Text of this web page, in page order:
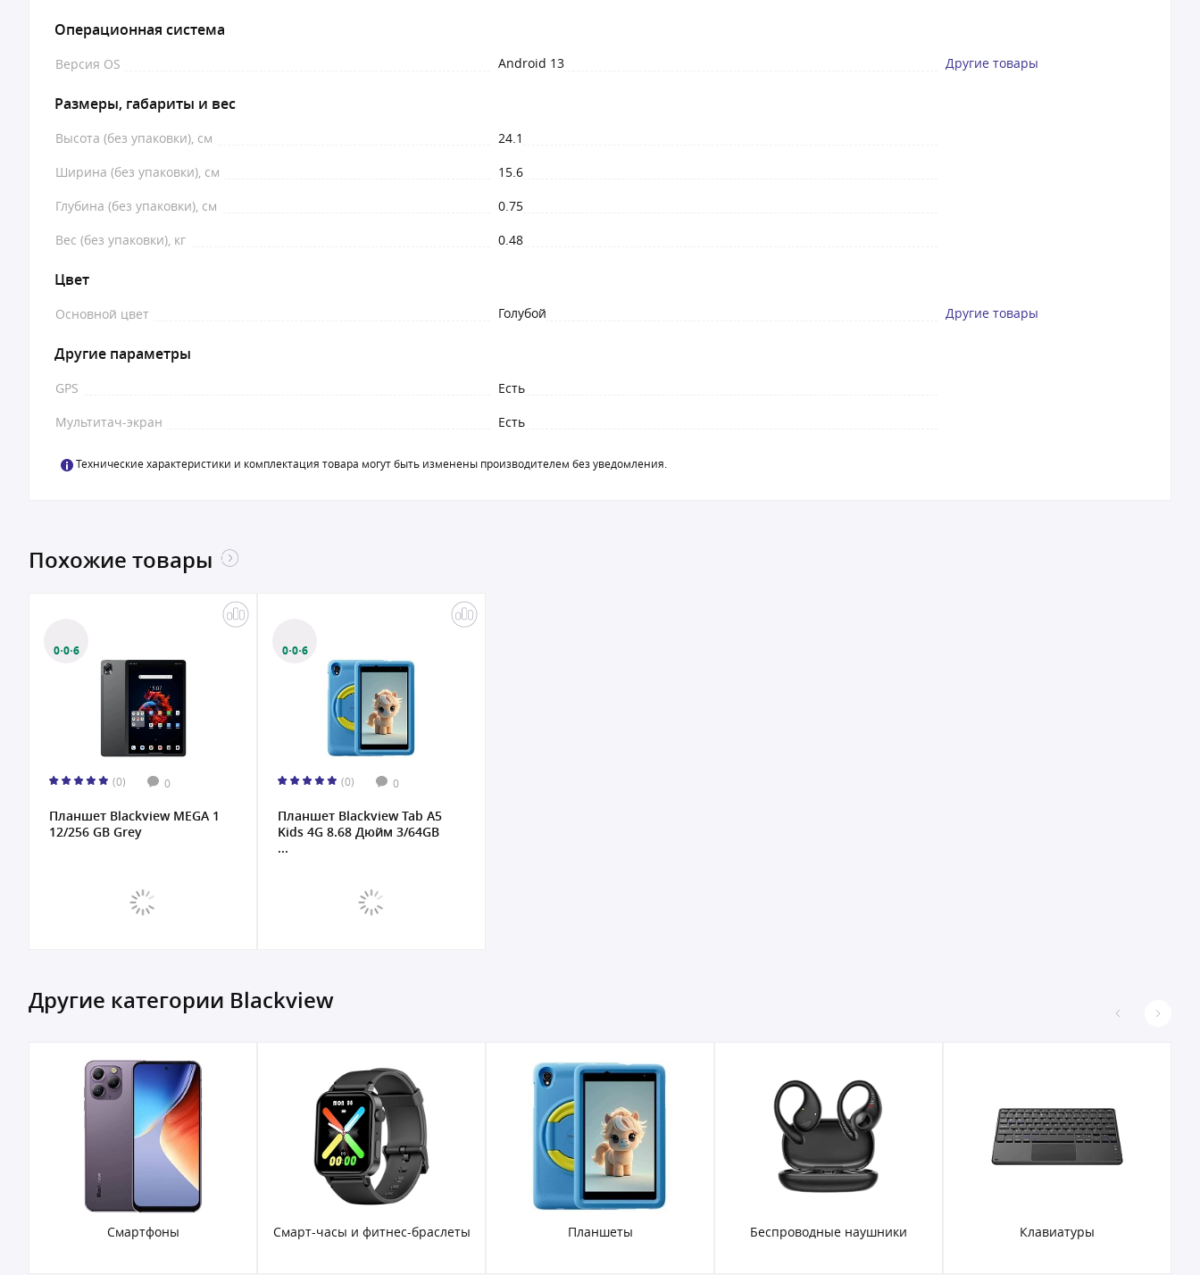
Операционная система
Версия OS Android 13 Другие товары
Размеры, габариты и вес
Высота (без упаковки), см
24.1
Ширина (без упаковки), см
15.6
Глубина (без упаковки), см
0.75
Вес (без упаковки), кг
0.48
Цвет
Основной цвет Голубой Другие товары
Другие параметры
GPS
Есть
Мультитач-экран
Есть
Технические характеристики и комплектация товара могут быть изменены производителем без уведомления.
Похожие товары
0·0·6
(0) 0
Планшет Blackview MEGA 1
12/256 GB Grey
0·0·6
(0) 0
Планшет Blackview Tab A5
Kids 4G 8.68 Дюйм 3/64GB
...
Другие категории Blackview
Смартфоны Смарт-часы и фитнес-браслеты Планшеты Беспроводные наушники Клавиатуры